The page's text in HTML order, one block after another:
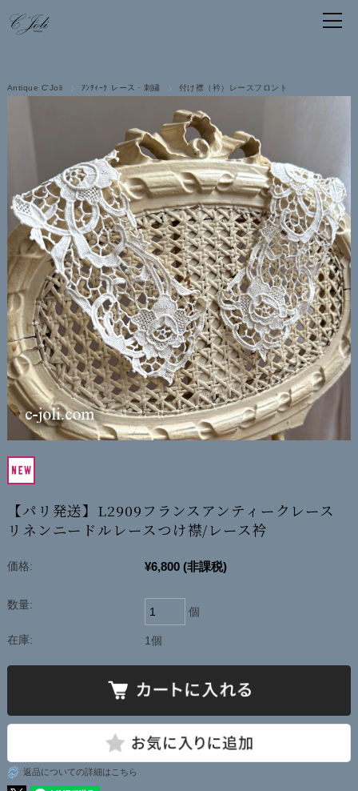
Antique C'Joli ｱﾝﾃｨｰｸ レース・刺繍 付け襟（衿）レースフロント
【パリ発送】L2909フランスアンティークレース
リネンニードルレースつけ襟/レース衿
価格: ¥6,800 (非課税)
数量:
個
在庫: 1個
返品についての詳細はこちら